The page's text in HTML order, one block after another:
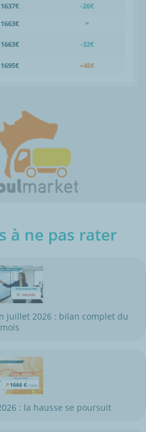
1637€
-26€
1663€
=
1663€ -32€
1695€ +46€
à ne pas rater
juillet 2026 : bilan complet du
mois
: la hausse se poursuit